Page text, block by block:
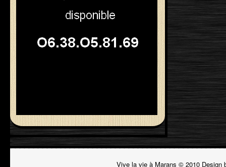
Vive la vie à Marans © 2010 Design